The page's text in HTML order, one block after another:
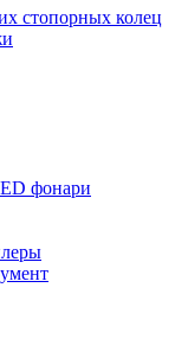
стопорных колец
фонари